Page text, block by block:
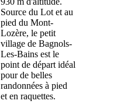
Source du Lot et au
pied du Mont-
Lozère, le petit
village de Bagnols-
Les-Bains est le
point de départ idéal
pour de belles
randonnées à pied
et en raquettes.